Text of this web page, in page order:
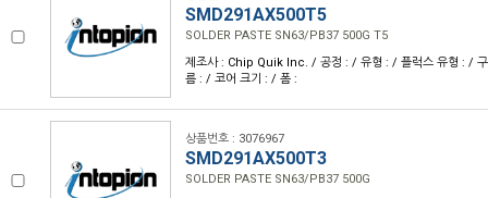
SMD291AX500T5
SOLDER PASTE SN63/PB37 500G T5
제조사 : Chip Quik Inc. / 공정 : / 유형 : / 플럭스 유형 : /
름 : / 코어 크기 : / 폼 :
상품번호 : 3076967
SMD291AX500T3
SOLDER PASTE SN63/PB37 500G